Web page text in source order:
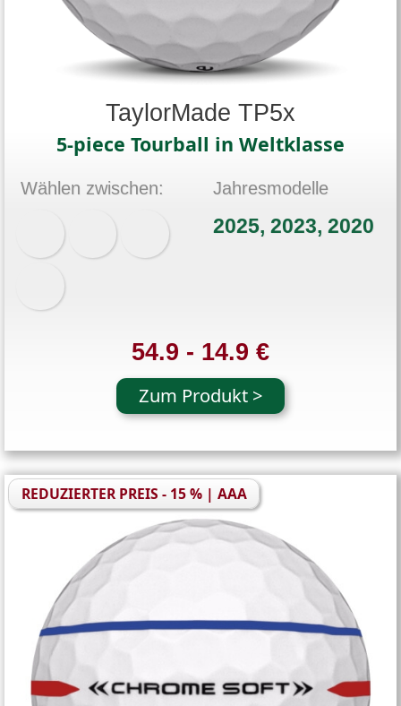
TaylorMade TP5x
5-piece Tourball in Weltklasse
Wählen zwischen: Jahresmodelle
2025, 2023, 2020
54.9 - 14.9 €
Zum Produkt >
REDUZIERTER PREIS - 15 % | AAA